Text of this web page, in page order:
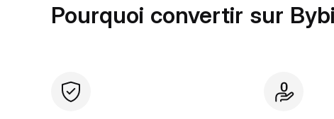
Pourquoi convertir sur